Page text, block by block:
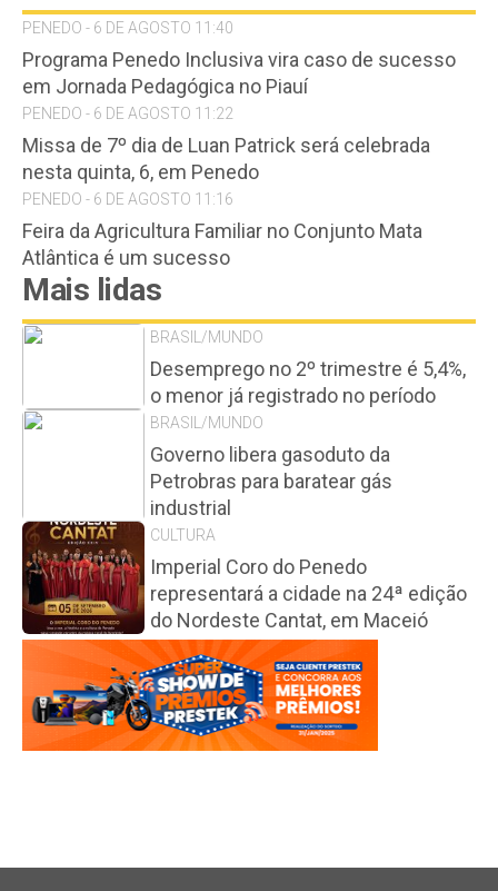
PENEDO - 6 DE AGOSTO 11:40
Programa Penedo Inclusiva vira caso de sucesso
em Jornada Pedagógica no Piauí
PENEDO - 6 DE AGOSTO 11:22
Missa de 7º dia de Luan Patrick será celebrada
nesta quinta, 6, em Penedo
PENEDO - 6 DE AGOSTO 11:16
Feira da Agricultura Familiar no Conjunto Mata
Atlântica é um sucesso
Mais lidas
BRASIL/MUNDO
Desemprego no 2º trimestre é 5,4%,
o menor já registrado no período
BRASIL/MUNDO
Governo libera gasoduto da
Petrobras para baratear gás
industrial
CULTURA
Imperial Coro do Penedo
representará a cidade na 24ª edição
do Nordeste Cantat, em Maceió